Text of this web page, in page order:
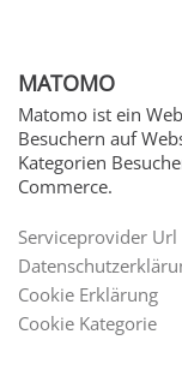
MATOMO
Matomo ist ein
Besuchern auf
Kategorien
Commerce.
Serviceprovider Url
Cookie Erklärung
Cookie Kategorie